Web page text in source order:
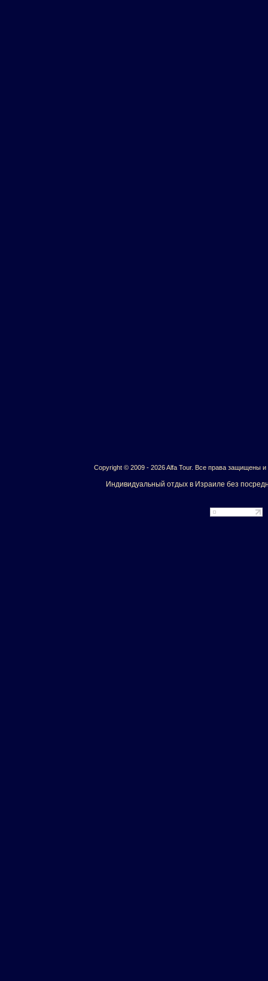
Copyright © 2009 - 2026 Alfa Tour. Все права защищены и
Индивидуальный отдых в Израиле без